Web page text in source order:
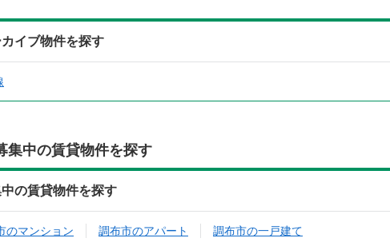
イブ物件を探す
集中の賃貸物件を探す
の賃貸物件を探す
のマンション 調布市のアパート 調布市の一戸建て